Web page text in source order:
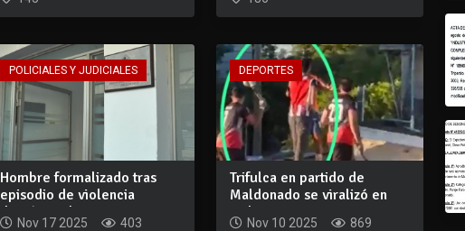
POLICIALES Y JUDICIALES
Hombre formalizado tras
episodio de violencia
doméstica haci...
Nov 17 2025
403
DEPORTES
Trifulca en partido de
Maldonado se viralizó en
redes en nue...
Nov 10 2025
869